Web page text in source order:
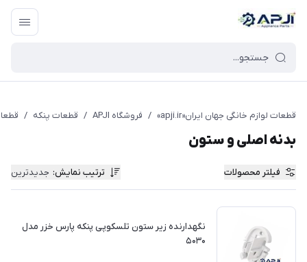
قطعات یدکی و جانبی لوازم خانگی جهان ایران
قطعات لوازم خانگی جهان ایران«apji.ir» / فروشگاه APJI / قطعات پنکه /
بدنه اصلی و ستون
فیلتر محصولات ترتیب نمایش: جدیدترین
نگهدارنده زیر ستون تلسکوپی پنکه پارس خزر مدل
۵۰۳۰